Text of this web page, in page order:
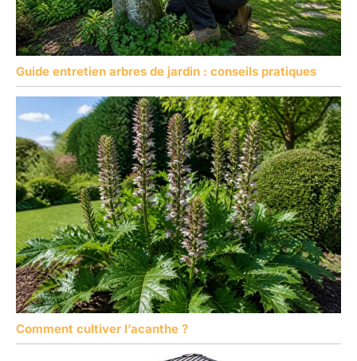
Guide entretien arbres de jardin : conseils pratiques
Comment cultiver l’acanthe ?